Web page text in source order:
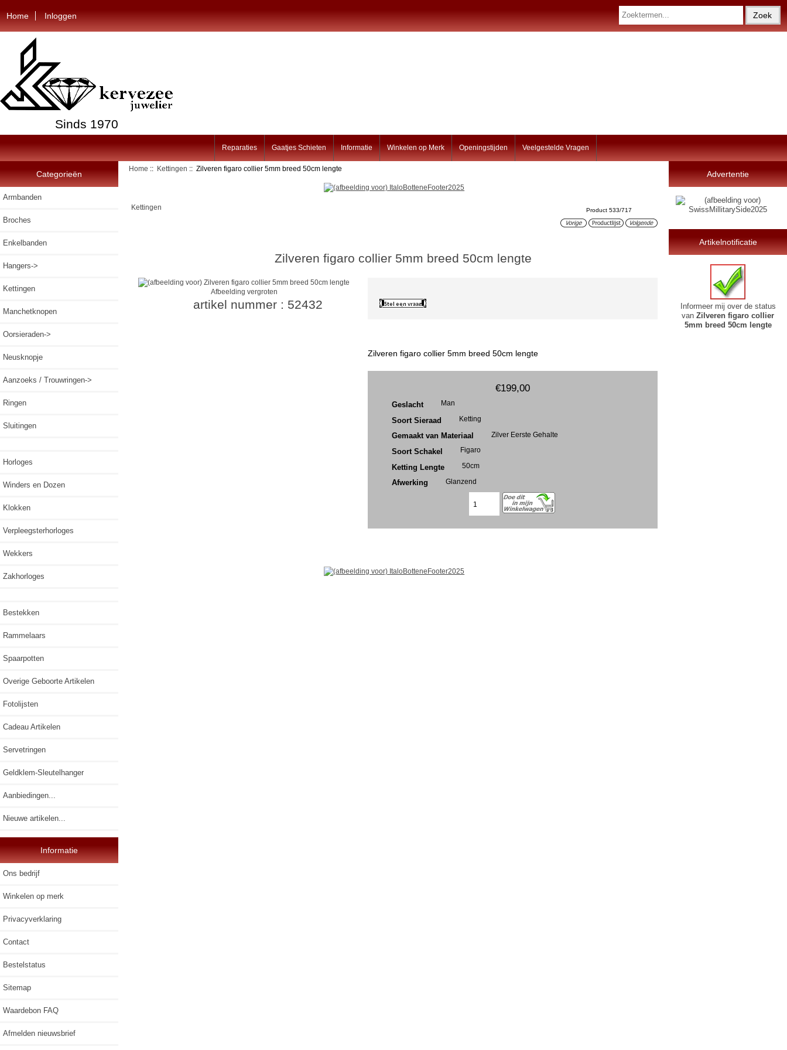
Home Inloggen
Sinds 1970
Reparaties Gaatjes Schieten Informatie Winkelen op Merk Openingstijden Veelgestelde Vragen
Categorieën
Armbanden
Broches
Enkelbanden
Hangers->
Kettingen
Manchetknopen
Oorsieraden->
Neusknopje
Aanzoeks / Trouwringen->
Ringen
Sluitingen
Horloges
Winders en Dozen
Klokken
Verpleegsterhorloges
Wekkers
Zakhorloges
Bestekken
Rammelaars
Spaarpotten
Overige Geboorte Artikelen
Fotolijsten
Cadeau Artikelen
Servetringen
Geldklem-Sleutelhanger
Aanbiedingen...
Nieuwe artikelen...
Informatie
Ons bedrijf
Winkelen op merk
Privacyverklaring
Contact
Bestelstatus
Sitemap
Waardebon FAQ
Afmelden nieuwsbrief
Home :: Kettingen :: Zilveren figaro collier 5mm breed 50cm lengte
Kettingen Product 533/717
Zilveren figaro collier 5mm breed 50cm lengte
Afbeelding vergroten
artikel nummer : 52432
Zilveren figaro collier 5mm breed 50cm lengte
€199,00
Geslacht Man
Soort Sieraad Ketting
Gemaakt van Materiaal Zilver Eerste Gehalte
Soort Schakel Figaro
Ketting Lengte 50cm
Afwerking Glanzend
Advertentie
Artikelnotificatie
Informeer mij over de status
vanZilveren figaro collier
5mm breed 50cm lengte